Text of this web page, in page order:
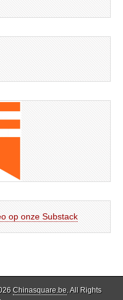
op onze Substack
Chinasquare.be. All Rights